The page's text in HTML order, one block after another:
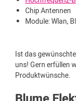
Chip Antennen
Module: Wlan,
Ist das
uns! Gern erfüllen
Produktwünsche.